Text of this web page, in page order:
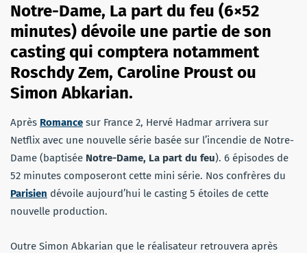
Notre-Dame, La part du feu (6×52
minutes) dévoile une partie de son
casting qui comptera notamment
Roschdy Zem, Caroline Proust ou
Simon Abkarian.
Après Romance sur France 2, Hervé Hadmar arrivera sur
Netflix avec une nouvelle série basée sur l’incendie de Notre-
Dame (baptisée Notre-Dame, La part du feu). 6 épisodes de
52 minutes composeront cette mini série. Nos confrères du
Parisien dévoile aujourd’hui le casting 5 étoiles de cette
nouvelle production.
Outre Simon Abkarian que le réalisateur retrouvera après